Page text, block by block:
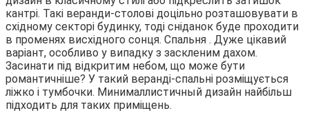
кантрі. Такі веранди-столові доцільно розташовувати в
східному секторі будинку, тоді сніданок буде проходити
в променях висхідного сонця. Спальня . Дуже цікавий
варіант, особливо у випадку з заскленим дахом.
Засинати під відкритим небом, що може бути
романтичніше? У такий веранді-спальні розміщується
ліжко і тумбочки. Минималлистичный дизайн найбільш
підходить для таких приміщень.